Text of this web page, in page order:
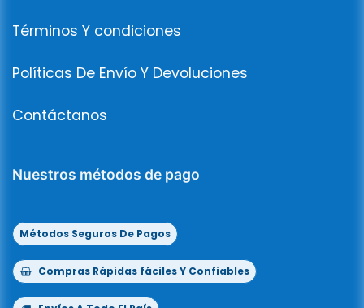
Términos Y condiciones
Políticas De Envío Y Devoluciones
Contáctanos
Nuestros métodos de pago
Métodos Seguros De Pagos
Compras Rápidas fáciles Y Confiables